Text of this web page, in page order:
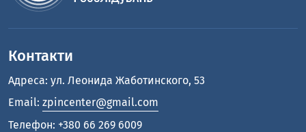
Контакти
Адреса: ул. Леонида Жаботинского, 53
Email: zpincenter@gmail.com
Телефон: +380 66 269 6009